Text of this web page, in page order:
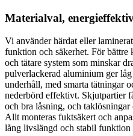
Materialval,
Vi använder härdat eller
funktion och säkerhet. För
och tätare system som minskar
pulverlackerad aluminium ger
underhåll, med smarta tätningar
nederbörd effektivt. Skjutpartier
och bra låsning, och
Allt monteras fuktsäkert och
lång livslängd och stabil funktion